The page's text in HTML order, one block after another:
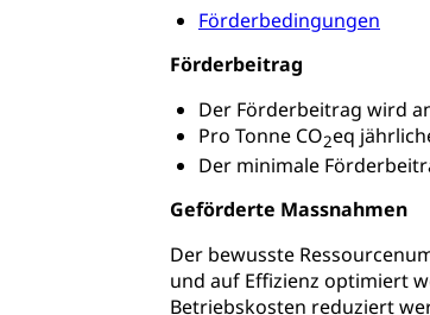
Förderbedingungen
Förderbeitrag
Der Förderbeitrag wird
Pro Tonne CO2eq
Der minimale
Geförderte Massnahmen
Der bewusste
und auf Effizienz optimiert
Betriebskosten reduziert
Schifffahrt
Autoverkehr,
Individualverkehr
zentras (Betrieb und
Persönliches
Zivilstand
Geburt, Heirat, Ehe,